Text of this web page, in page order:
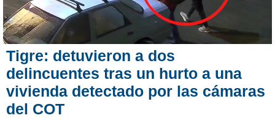
Tigre: detuvieron a dos
delincuentes tras un hurto a una
vivienda detectado por las cámaras
del COT